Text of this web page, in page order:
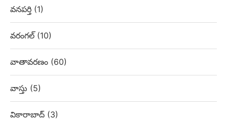
వనపర్తి (1)
వరంగల్ (10)
వాతావరణం (60)
వాస్తు (5)
వికారాబాద్ (3)